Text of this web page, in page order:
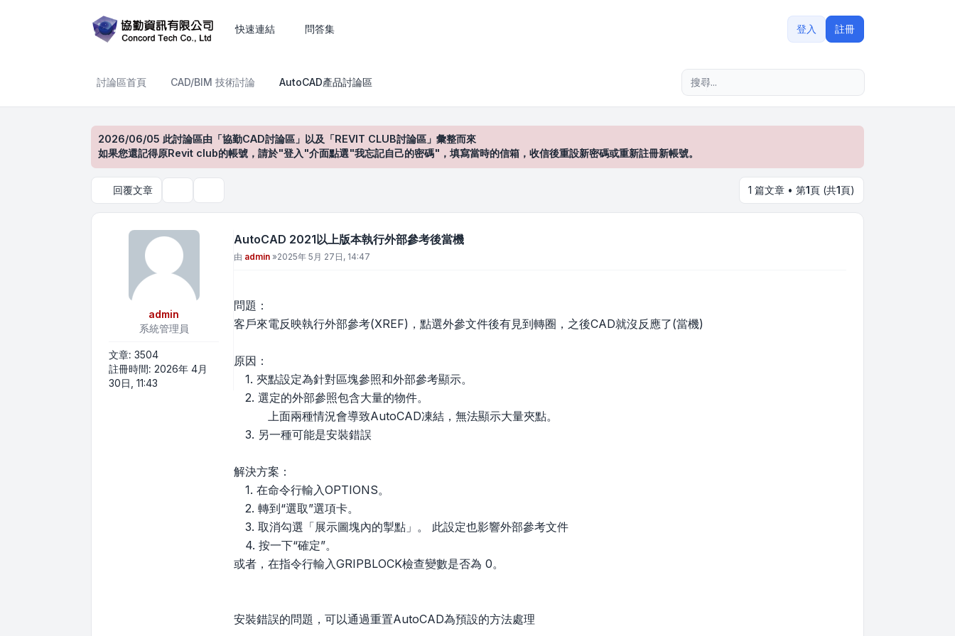
快速連結 問答集 登入 註冊
討論區首頁 CAD/BIM 技術討論 AutoCAD產品討論區
2026/06/05 此討論區由「協勤CAD討論區」以及「REVIT CLUB討論區」彙整而來
如果您還記得原Revit club的帳號，請於"登入"介面點選"我忘記自己的密碼"，填寫當時的信箱，收信後重設新密碼或重新註冊新帳號。
回覆文章 1 篇文章 • 第1頁 (共1頁)
admin
系統管理員
文章: 3504
註冊時間: 2026年 4月
30日, 11:43
AutoCAD 2021以上版本執行外部參考後當機
文章
由 admin »2025年 5月 27日, 14:47
問題：
客戶來電反映執行外部參考(XREF)，點選外參文件後有見到轉圈，之後CAD就沒反應了(當機)
原因：
1. 夾點設定為針對區塊參照和外部參考顯示。
2. 選定的外部參照包含大量的物件。
上面兩種情況會導致AutoCAD凍結，無法顯示大量夾點。
3. 另一種可能是安裝錯誤
解決方案：
1. 在命令行輸入OPTIONS。
2. 轉到“選取”選項卡。
3. 取消勾選「展示圖塊內的掣點」。 此設定也影響外部參考文件
4. 按一下“確定”。
或者，在指令行輸入GRIPBLOCK檢查變數是否為 0。
安裝錯誤的問題，可以通過重置AutoCAD為預設的方法處理